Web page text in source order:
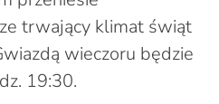
trwający klimat świąt
wieczoru będzie
19:30.